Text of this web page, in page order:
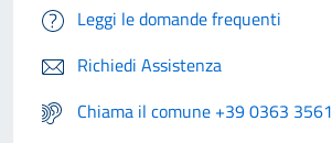
Leggi le domande frequenti
Richiedi Assistenza
Chiama il comune +39 0363 3561